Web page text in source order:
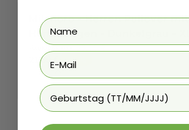
Milanoro - Herren Pullover mit
Hemdkragen - Dunkelgrau - XL
Vergleichspreis 39,99 €
21,99 €
45
Geburtstag